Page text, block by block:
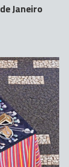
Janeiro